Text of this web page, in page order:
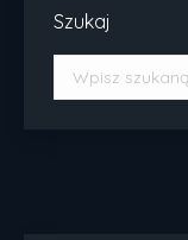
Szukaj
Szukaj: